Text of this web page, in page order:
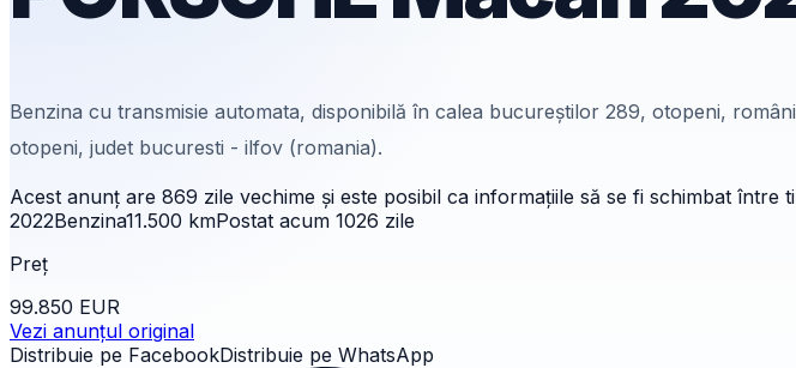
Benzina cu transmisie automata, disponibilă în calea bucureștilor 289, otopeni,
otopeni, judet bucuresti - ilfov (romania).
Acest anunț are 869 zile vechime și este posibil ca informațiile să se fi schimbat între
2022Benzina11.500 kmPostat acum 1026 zile
Preț
99.850 EUR
Vezi anunțul original
Distribuie pe FacebookDistribuie pe WhatsApp